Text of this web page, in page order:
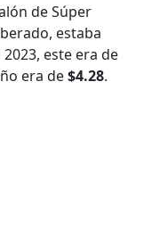
de Súper
estaba
este era de
era de$4.28.